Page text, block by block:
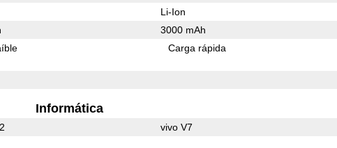
Li-Ion
3000 mAh
Carga rápida
Informática
vivo V7